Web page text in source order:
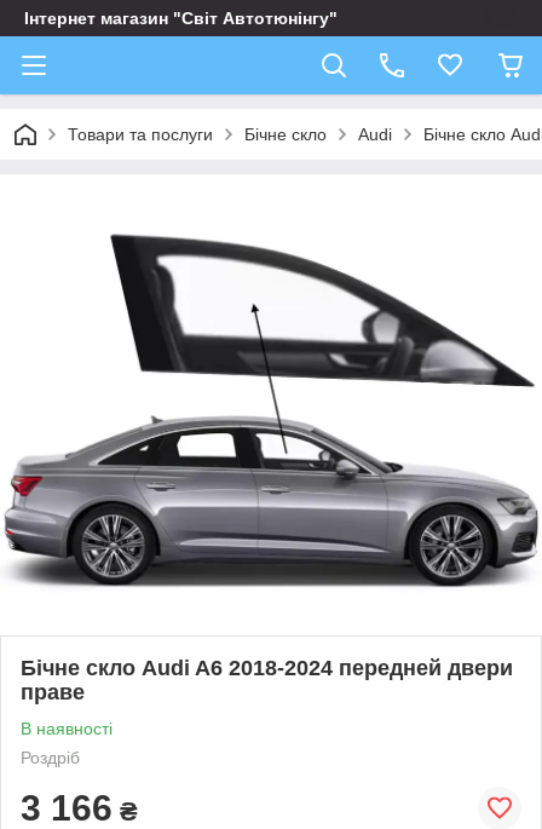
Інтернет магазин "Світ Автотюнінгу"
Товари та послуги Бічне скло Audi Бічне скло
Бічне скло Audi A6 2018-2024 передней двери
праве
В наявності
Роздріб
3 166 ₴